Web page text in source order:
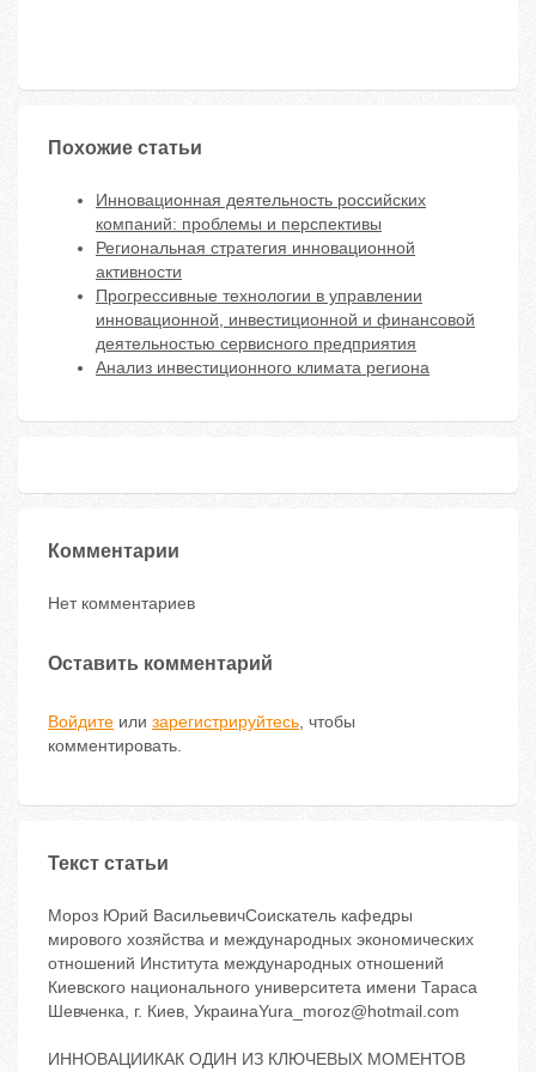
Похожие статьи
Инновационная деятельность российских
компаний: проблемы и перспективы
Региональная стратегия инновационной
активности
Прогрессивные технологии в управлении
инновационной, инвестиционной и финансовой
деятельностью сервисного предприятия
Анализ инвестиционного климата региона
Комментарии
Нет комментариев
Оставить комментарий
Войдите или зарегистрируйтесь, чтобы
комментировать.
Текст статьи
Мороз Юрий ВасильевичСоискатель кафедры
мирового хозяйства и международных экономических
отношений Института международных отношений
Киевского национального университета имени Тараса
Шевченка, г. Киев, УкраинаYura_moroz@hotmail.com
ИННОВАЦИИКАК ОДИН ИЗ КЛЮЧЕВЫХ МОМЕНТОВ